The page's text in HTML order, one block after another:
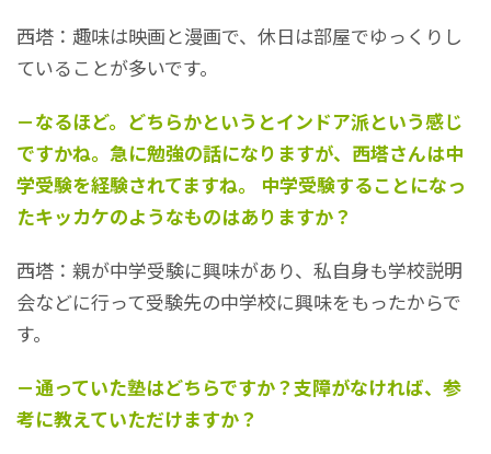
西塔：趣味は映画と漫画で、休日は部屋でゆっくりし
ていることが多いです。
－なるほど。どちらかというとインドア派という感じ
ですかね。急に勉強の話になりますが、西塔さんは中
学受験を経験されてますね。 中学受験することになっ
たキッカケのようなものはありますか？
西塔：親が中学受験に興味があり、私自身も学校説明
会などに行って受験先の中学校に興味をもったからで
す。
－通っていた塾はどちらですか？支障がなければ、参
考に教えていただけますか？